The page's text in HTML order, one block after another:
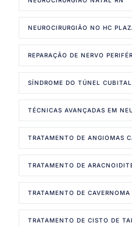
NEUROCIRURGIÃO NO HC
REPARAÇÃO DE NERVO
SÍNDROME DO TÚNEL CUBITAL
TÉCNICAS AVANÇADAS EM
TRATAMENTO DE ANGIOMAS
TRATAMENTO DE
TRATAMENTO DE CAVERNOMA
TRATAMENTO DE CISTO DE